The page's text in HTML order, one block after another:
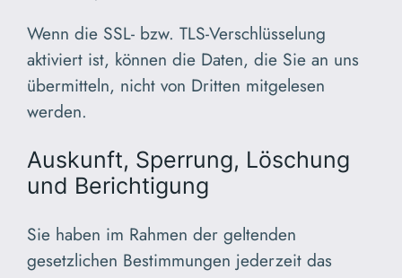
Wenn die SSL- bzw. TLS-Verschlüsselung
aktiviert ist, können die Daten, die Sie an uns
übermitteln, nicht von Dritten mitgelesen
werden.
Auskunft, Sperrung, Löschung
und Berichtigung
Sie haben im Rahmen der geltenden
gesetzlichen Bestimmungen jederzeit das